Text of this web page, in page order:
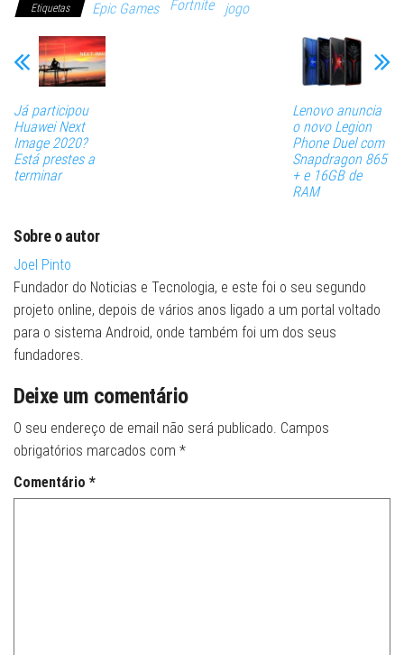
Etiquetas Epic Games Fortnite jogo
Já participou
Huawei Next
Image 2020?
Está prestes a
terminar
Lenovo anuncia
o novo Legion
Phone Duel com
Snapdragon 865
+ e 16GB de
RAM
Sobre o autor
Joel Pinto
Fundador do Noticias e Tecnologia, e este foi o seu segundo
projeto online, depois de vários anos ligado a um portal voltado
para o sistema Android, onde também foi um dos seus
fundadores.
Deixe um comentário
O seu endereço de email não será publicado. Campos
obrigatórios marcados com *
Comentário *